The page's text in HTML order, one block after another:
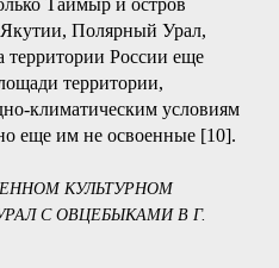
Полярный Урал,
территории России еще
территории,
климатическим условиям
еще им не освоенные [10].
КУЛЬТУРНОМ
С ОВЦЕБЫКАМИ В Г.